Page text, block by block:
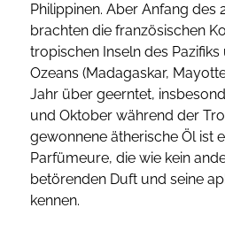
Philippinen. Aber Anfang des
brachten die französischen
tropischen Inseln des
Ozeans (Madagaskar,
Jahr über geerntet,
und Oktober während der
gewonnene ätherische Öl ist
Parfümeure, die wie kein
betörenden Duft und seine
kennen.